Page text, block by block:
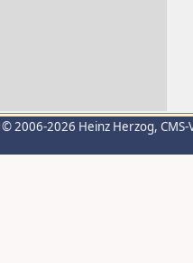
© 2006-2026 Heinz Herzog,